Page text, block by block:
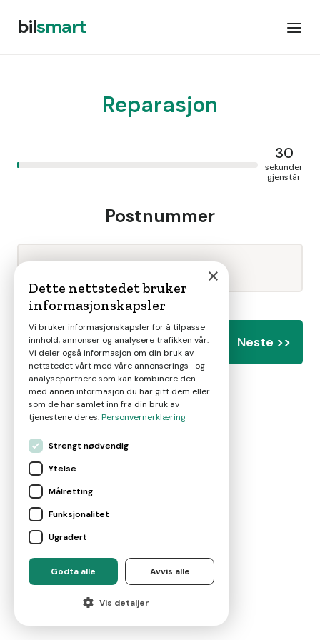
bilsmart
Reparasjon
30
sekunder
gjenstår
Postnummer
Trykk neste for å gå videre
Neste >>
×
Dette nettstedet bruker
informasjonskapsler
Vi bruker informasjonskapsler for å tilpasse
innhold, annonser og analysere trafikken vår.
Vi deler også informasjon om din bruk av
nettstedet vårt med våre annonserings- og
analysepartnere som kan kombinere den
med annen informasjon du har gitt dem eller
som de har samlet inn fra din bruk av
tjenestene deres.Personvernerklæring
Strengt nødvendig
Ytelse
Målretting
Funksjonalitet
Ugradert
Godta alle Avvis alle
Vis detaljer